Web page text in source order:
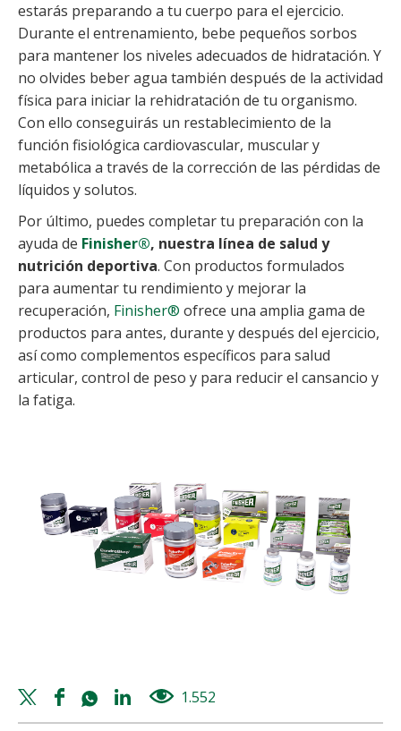
estarás preparando a tu cuerpo para el ejercicio.
Durante el entrenamiento, bebe pequeños sorbos
para mantener los niveles adecuados de hidratación. Y
no olvides beber agua también después de la actividad
física para iniciar la rehidratación de tu organismo.
Con ello conseguirás un restablecimiento de la
función fisiológica cardiovascular, muscular y
metabólica a través de la corrección de las pérdidas de
líquidos y solutos.
Por último, puedes completar tu preparación con la
ayuda de Finisher®️, nuestra línea de salud y
nutrición deportiva. Con productos formulados
para aumentar tu rendimiento y mejorar la
recuperación, Finisher®️ ofrece una amplia gama de
productos para antes, durante y después del ejercicio,
así como complementos específicos para salud
articular, control de peso y para reducir el cansancio y
la fatiga.
Twitter
share
Facebook
share
Whatsapp
share
Linkedin
share
1.552